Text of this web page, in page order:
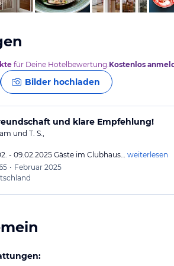
für Deine Hotelbewertung.Kostenlos
Bilder hochladen
und klare Empfehlung!
und T. S.,
- 09.02.2025 Gäste im Clubhaus… weiterlesen
• Februar 2025